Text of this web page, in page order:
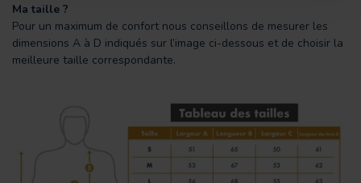
Ma taille ?
Pour un maximum de confort nous conseillons de mesurer les
dimensions A à D indiqués sur l’image ci-dessous et de choisir la
meilleure taille correspondante.